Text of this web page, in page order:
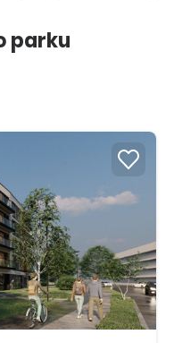
parku